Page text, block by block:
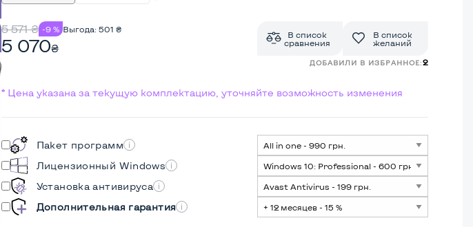
5 571₴ -9 % Выгода: 501 ₴
5 070₴
В список
сравнения
В список
желаний
ДОБАВИЛИ В ИЗБРАННОЕ:2
* Цена указана за текущую комплектацию, уточняйте возможность изменения
Пакет программ
Лицензионный Windows
Установка антивируса
Дополнительная гарантия